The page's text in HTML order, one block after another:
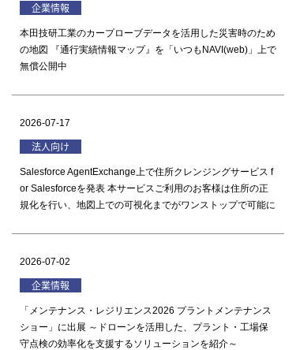
企業情報
本田技研工業のカープローブデータを活用した災害時のため
の地図 『通行実績情報マップ』を「いつもNAVI(web)」上で
無償公開中
2026-07-17
法人向け
Salesforce AgentExchange上で住所クレンジングサービス f
or Salesforceを発表 本サービスご利用のお客様は住所の正
規化を行い、地図上での可視化までがワンストップで可能に
2026-07-02
企業情報
「メンテナンス・レジリエンス2026 プラントメンテナンス
ショー」に出展 ～ドローンを活用した、プラント・工場保
守点検の効率化を支援するソリューションを紹介～